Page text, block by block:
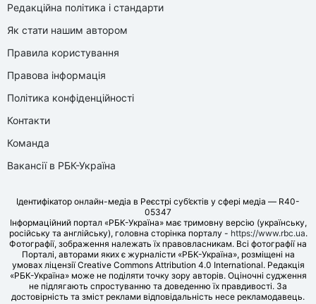
Редакційна політика і стандарти
Як стати нашим автором
Правила користування
Правова інформація
Політика конфіденційності
Контакти
Команда
Вакансії в РБК-Україна
Ідентифікатор онлайн-медіа в Реєстрі суб’єктів у сфері медіа — R40-
05347
Інформаційний портал «РБК-Україна» має тримовну версію (українську,
російську та англійську), головна сторінка порталу - https://www.rbc.ua.
Фотографії, зображення належать їх правовласникам. Всі фотографії на
Порталі, авторами яких є журналісти «РБК-Україна», розміщені на
умовах ліцензії Creative Commons Attribution 4.0 International. Редакція
«РБК-Україна» може не поділяти точку зору авторів. Оціночні судження
не підлягають спростуванню та доведенню їх правдивості. За
достовірність та зміст реклами відповідальність несе рекламодавець.